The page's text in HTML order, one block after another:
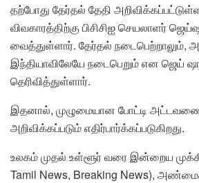
தற்போது தேர்தல் தேதி
விவகாரத்திற்கு பிசிசிஐ செயலாளர்
வைத்துள்ளார். தேர்தல் நடைபெற்றாலும்,
இந்தியாவிலேயே நடைபெறும் என ஜெய்
தெரிவித்துள்ளார்.
இதனால், முழுமையான போட்டி
அறிவிக்கப்படும் எதிர்பார்க்கப்படுகிறது.
உலகம் முதல் உள்ளூர் வரை இன்றைய
Tamil News, Breaking News),